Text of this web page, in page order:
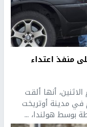
منفذ اعتداء
أنها ألقت
في مدينة أوتريخت
بوسط هولندا، ...